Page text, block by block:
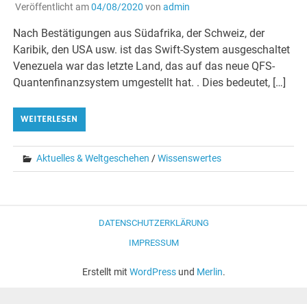
Veröffentlicht am04/08/2020 von admin
Nach Bestätigungen aus Südafrika, der Schweiz, der
Karibik, den USA usw. ist das Swift-System ausgeschaltet
Venezuela war das letzte Land, das auf das neue QFS-
Quantenfinanzsystem umgestellt hat. . Dies bedeutet, […]
WEITERLESEN
Aktuelles & Weltgeschehen /Wissenswertes
DATENSCHUTZERKLÄRUNG
IMPRESSUM
Erstellt mit WordPressund Merlin.